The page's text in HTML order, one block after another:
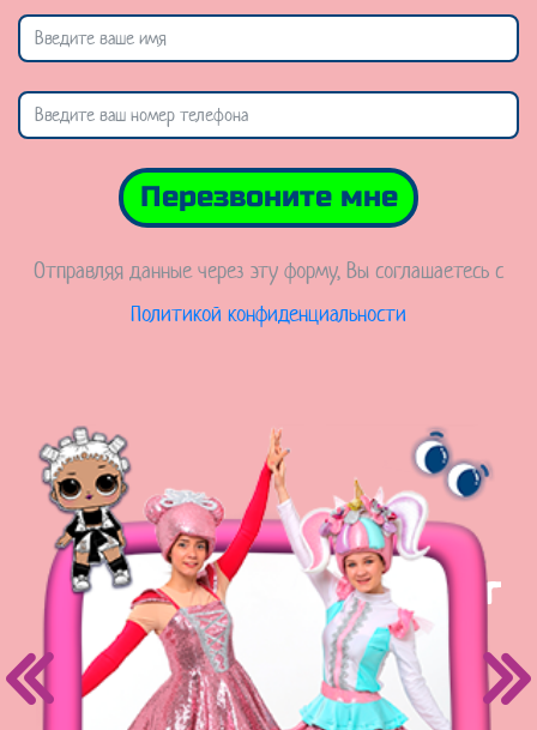
Перезвоните мне
Отправляя данные через эту форму, Вы соглашаетесь с
Политикой конфиденциальности